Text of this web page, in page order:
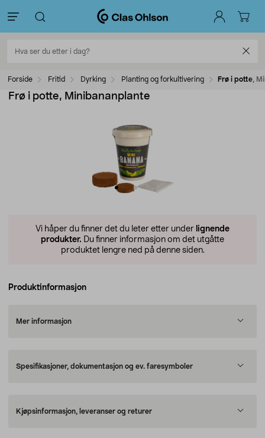
Forside Fritid Dyrking Planting og forkultivering Frø i potte,
Frø i potte, Minibananplante
Vi håper du finner det du leter etter under lignende
produkter. Du finner informasjon om det utgåtte
produktet lengre ned på denne siden.
Produktinformasjon
Mer informasjon
Spesifikasjoner, dokumentasjon og ev. faresymboler
Kjøpsinformasjon, leveranser og returer